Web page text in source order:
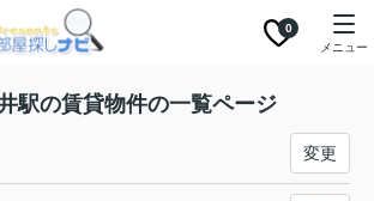
0
メニュー
駅の賃貸物件の一覧ページ
変更